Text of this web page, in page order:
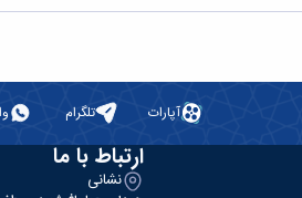
آپارات تلگرام
ارتباط با ما
نشانی